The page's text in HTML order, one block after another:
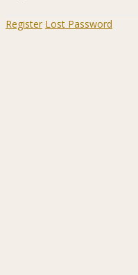
Register Lost Password